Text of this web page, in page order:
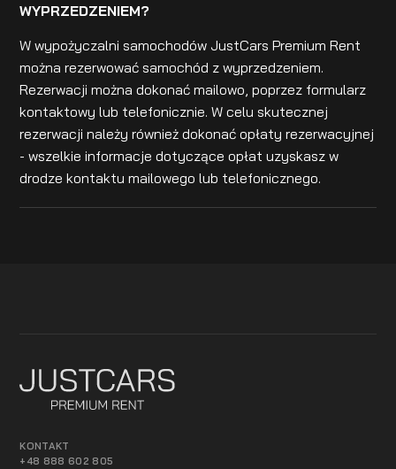
WYPRZEDZENIEM?
W wypożyczalni samochodów JustCars Premium Rent
można rezerwować samochód z wyprzedzeniem.
Rezerwacji można dokonać mailowo, poprzez formularz
kontaktowy lub telefonicznie. W celu skutecznej
rezerwacji należy również dokonać opłaty rezerwacyjnej
- wszelkie informacje dotyczące opłat uzyskasz w
drodze kontaktu mailowego lub telefonicznego.
KONTAKT
+48 888 602 805